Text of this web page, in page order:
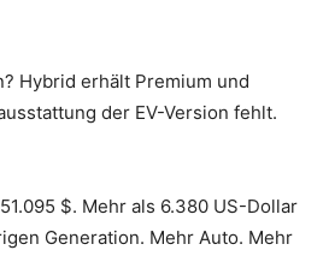
Hybrid erhält Premium und
der EV-Version fehlt.
$. Mehr als 6.380 US-Dollar
Generation. Mehr Auto. Mehr